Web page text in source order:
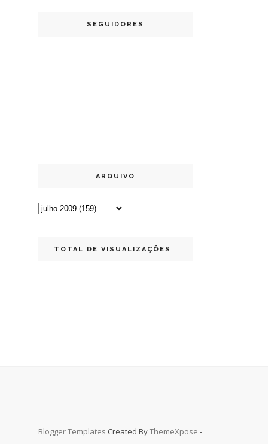
SEGUIDORES
ARQUIVO
TOTAL DE VISUALIZAÇÕES
Blogger Templates Created ByThemeXpose -